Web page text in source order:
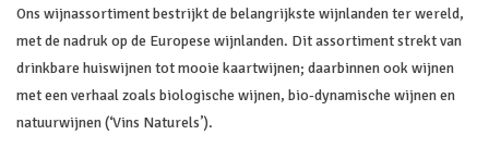
Kombucha Fermented Tea
Azijnen
Vins Nature
Ons wijnassortiment bestrijkt de belangrijkste wijnlanden ter wereld,
met de nadruk op de Europese wijnlanden. Dit assortiment strekt van
drinkbare huiswijnen tot mooie kaartwijnen; daarbinnen ook wijnen
met een verhaal zoals biologische wijnen, bio-dynamische wijnen en
natuurwijnen (‘Vins Naturels’).